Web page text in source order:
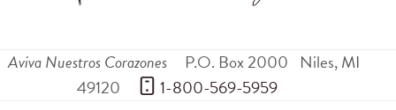
Aviva Nuestros Corazones P.O. Box 2000 Niles,MI
49120
1-800-569-5959